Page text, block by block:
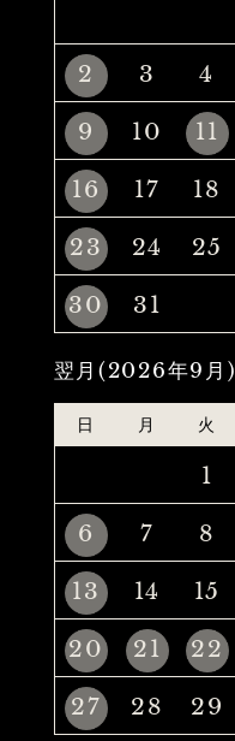
2
3 4
9
10 11
16
17 18
23
24 25
30
31
翌月(2026年9月)
日 月 火
1
6
7 8
13
14 15
20
21 22
27
28 29